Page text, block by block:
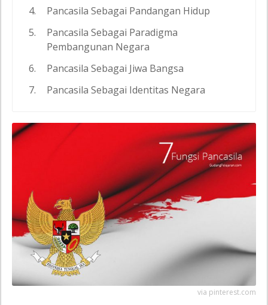
Pancasila Sebagai Pandangan Hidup
Pancasila Sebagai Paradigma
Pembangunan Negara
Pancasila Sebagai Jiwa Bangsa
Pancasila Sebagai Identitas Negara
via pinterest.com